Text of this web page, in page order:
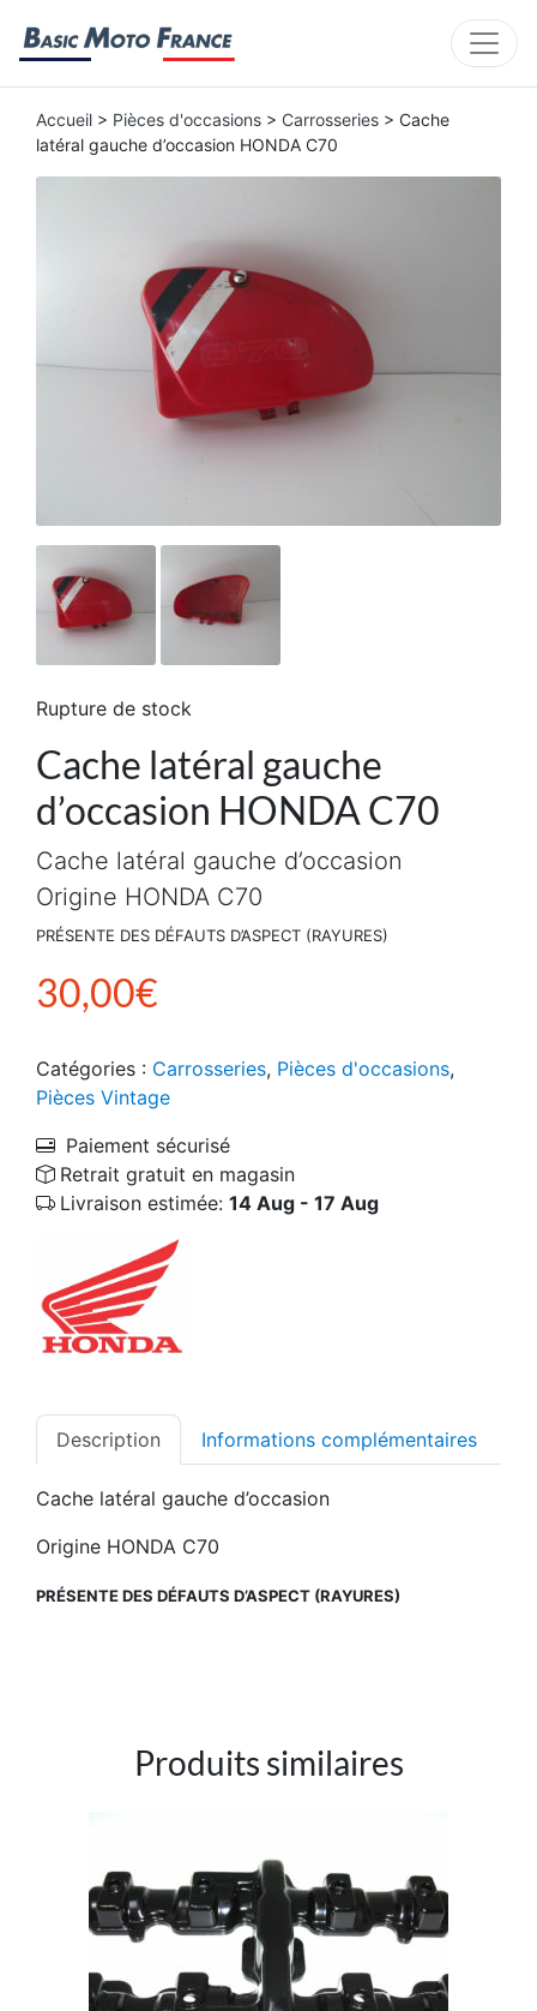
Accueil > Pièces d'occasions > Carrosseries > Cache
latéral gauche d’occasion HONDA C70
Cache latéral gauche
d’occasion HONDA C70
30,00€
Cache latéral gauche d’occasion
Origine HONDA C70
PRÉSENTE DES DÉFAUTS D’ASPECT (RAYURES)
Rupture de stock
Catégories : Carrosseries, Pièces d'occasions,
Pièces Vintage
Paiement sécurisé
Retrait gratuit en magasin
Livraison estimée: 14 Aug - 17 Aug
Description Informations complémentaires
Cache latéral gauche d’occasion
Origine HONDA C70
PRÉSENTE DES DÉFAUTS D’ASPECT (RAYURES)
Produits similaires